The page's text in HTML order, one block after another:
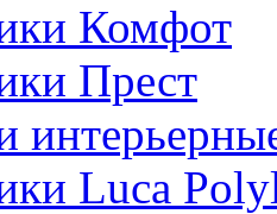
Комфот
Прест
Luca